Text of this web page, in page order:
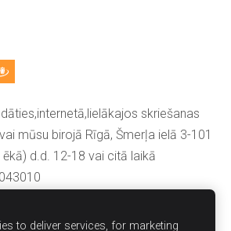
skriešanas
mūsu birojā Rīgā, Šmerļa ielā 3-101
d.d. 12-18 vai citā laikā
to deliver services, for marketing